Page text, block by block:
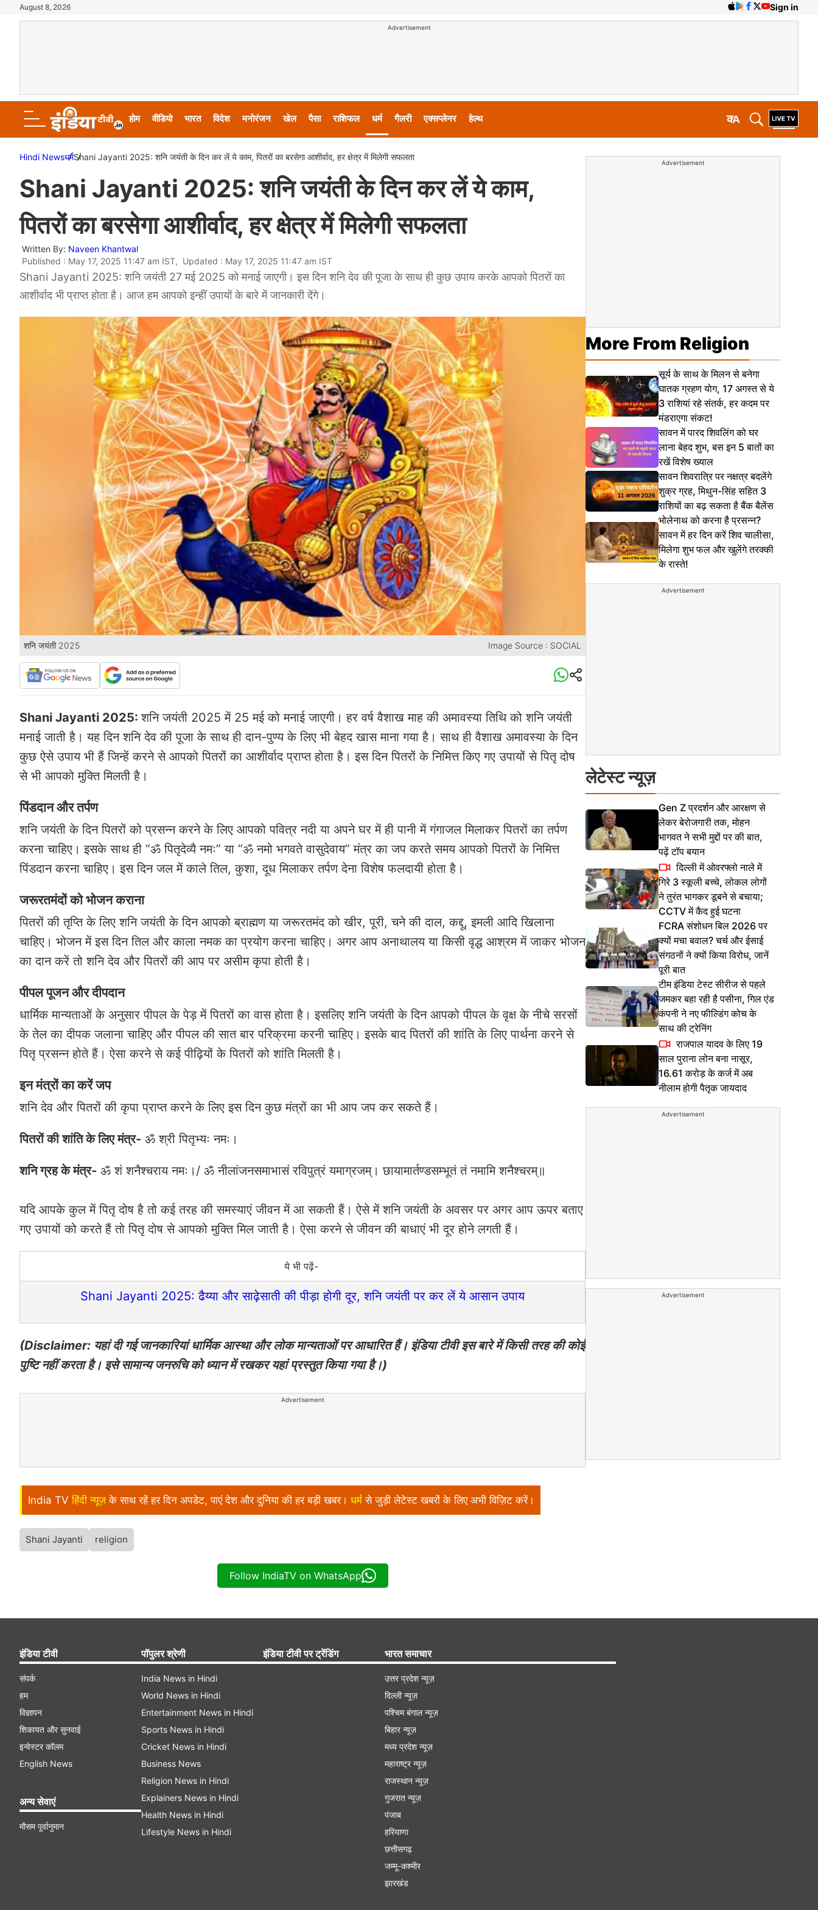
August 8, 2026 Sign in
Advertisement
होम वीडियो भारत विदेश मनोरंजन खेल पैसा राशिफल धर्म गैलरी एक्सप्लेनर हेल्थ A
क
Hindi Newsधर्मShani Jayanti 2025: शनि जयंती के दिन कर लें ये काम, पितरों का बरसेगा आशीर्वाद, हर क्षेत्र में मिलेगी सफलता
Shani Jayanti 2025: शनि जयंती के दिन कर लें ये काम,
पितरों का बरसेगा आशीर्वाद, हर क्षेत्र में मिलेगी सफलता
Written By: Naveen Khantwal
Published : May 17, 2025 11:47 am IST, Updated : May 17, 2025 11:47 am IST
Shani Jayanti 2025: शनि जयंती 27 मई 2025 को मनाई जाएगी। इस दिन शनि देव की पूजा के साथ ही कुछ उपाय करके आपको पितरों का
आशीर्वाद भी प्राप्त होता है। आज हम आपको इन्हीं उपायों के बारे में जानकारी देंगे।
शनि जयंती 2025 Image Source : SOCIAL
Shani Jayanti 2025:शनि जयंती 2025 में 25 मई को मनाई जाएगी। हर वर्ष वैशाख माह की अमावस्या तिथि को शनि जयंती
मनाई जाती है। यह दिन शनि देव की पूजा के साथ ही दान-पुण्य के लिए भी बेहद खास माना गया है। साथ ही वैशाख अमावस्या के दिन
कुछ ऐसे उपाय भी हैं जिन्हें करने से आपको पितरों का आशीर्वाद प्राप्त होता है। इस दिन पितरों के निमित्त किए गए उपायों से पितृ दोष
से भी आपको मुक्ति मिलती है।
पिंडदान और तर्पण
शनि जयंती के दिन पितरों को प्रसन्न करने के लिए आपको पवित्र नदी या अपने घर में ही पानी में गंगाजल मिलाकर पितरों का तर्पण
करना चाहिए। इसके साथ ही “ॐ पितृदेव्यै नमः” या “ॐ नमो भगवते वासुदेवाय” मंत्र का जप करते समय आपको पितरों के निमित्त
पिंडदान करना चाहिए। इस दिन जल में काले तिल, कुशा, दूध मिलाकर तर्पण देना विशेष फलदायी होता है।
जरूरतमंदों को भोजन कराना
पितरों की तृप्ति के लिए शनि जयंती के दिन आपको ब्राह्मण या जरूरतमंद को खीर, पूरी, चने की दाल, कद्दू, इमली आदि खिलाना
चाहिए। भोजन में इस दिन तिल और काला नमक का प्रयोग करना चाहिए। अगर आप अनाथालय या किसी वृद्ध आश्रम में जाकर भोजन
का दान करें तो शनि देव और पितरों की आप पर असीम कृपा होती है।
पीपल पूजन और दीपदान
धार्मिक मान्यताओं के अनुसार पीपल के पेड़ में पितरों का वास होता है। इसलिए शनि जयंती के दिन आपको पीपल के वृक्ष के नीचे सरसों
के तेल का दीपक जलाना चाहिए और पीपल की सात बार परिक्रमा करनी चाहिए। इसके बाद पितरों की शांति के लिए पार्थना करने से
पितृ प्रसन्न होते हैं। ऐसा करने से कई पीढ़ियों के पितरों को शांति मिलती है।
इन मंत्रों का करें जप
शनि देव और पितरों की कृपा प्राप्त करने के लिए इस दिन कुछ मंत्रों का भी आप जप कर सकते हैं।
पितरों की शांति के लिए मंत्र- ⁠ॐ श्री पितृभ्यः नमः।
शनि ग्रह के मंत्र- ॐ शं शनैश्चराय नमः।/ ॐ नीलांजनसमाभासं रविपुत्रं यमाग्रजम्। छायामार्तण्डसम्भूतं तं नमामि शनैश्चरम्॥
यदि आपके कुल में पितृ दोष है तो कई तरह की समस्याएं जीवन में आ सकती हैं। ऐसे में शनि जयंती के अवसर पर अगर आप ऊपर बताए
गए उपायों को करते हैं तो पितृ दोष से आपको मुक्ति मिल जाती है। ऐसा करने से जीवन की बाधाएं भी दूर होने लगती हैं।
ये भी पढ़ें-
Shani Jayanti 2025: ढैय्या और साढ़ेसाती की पीड़ा होगी दूर, शनि जयंती पर कर लें ये आसान उपाय
(Disclaimer: यहां दी गई जानकारियां धार्मिक आस्था और लोक मान्यताओं पर आधारित हैं। इंडिया टीवी इस बारे में किसी तरह की कोई
पुष्टि नहीं करता है। इसे सामान्य जनरुचि को ध्यान में रखकर यहां प्रस्तुत किया गया है।)
Advertisement
India TV हिंदी न्यूज़ के साथ रहें हर दिन अपडेट, पाएं देश और दुनिया की हर बड़ी खबर। धर्म से जुड़ी लेटेस्ट खबरों के लिए अभी विज़िट करें।
Shani Jayanti religion
Follow IndiaTV on WhatsApp
Advertisement
More From Religion
सूर्य के साथ के मिलन से बनेगा
घातक ग्रहण योग, 17 अगस्त से ये
3 राशियां रहे संतर्क, हर कदम पर
मंडराएगा संकट!
सावन में पारद शिवलिंग को घर
लाना बेहद शुभ, बस इन 5 बातों का
रखें विशेष ख्याल
सावन शिवरात्रि पर नक्षत्र बदलेंगे
शुक्र ग्रह, मिथुन-सिंह सहित 3
राशियों का बढ़ सकता है बैंक बैलेंस
भोलेनाथ को करना है प्रसन्न?
सावन में हर दिन करें शिव चालीसा,
मिलेगा शुभ फल और खुलेंगे तरक्की
के रास्ते!
Advertisement
लेटेस्ट न्यूज़
Gen Z प्रदर्शन और आरक्षण से
लेकर बेरोजगारी तक, मोहन
भागवत ने सभी मुद्दों पर की बात,
पढ़ें टॉप बयान
दिल्ली में ओवरफ्लो नाले में
गिरे 3 स्कूली बच्चे, लोकल लोगों
ने तुरंत भागकर डूबने से बचाया;
CCTV में कैद हुई घटना
FCRA संशोधन बिल 2026 पर
क्यों मचा बवाल? चर्च और ईसाई
संगठनों ने क्यों किया विरोध, जानें
पूरी बात
टीम इंडिया टेस्ट सीरीज से पहले
जमकर बहा रही है पसीना, गिल एंड
कंपनी ने नए फील्डिंग कोच के
साथ की ट्रेनिंग
राजपाल यादव के लिए 19
साल पुराना लोन बना नासूर,
16.61 करोड़ के कर्ज में अब
नीलाम होगी पैतृक जायदाद
Advertisement
Advertisement
इंडिया टीवी
संपर्क
हम
विज्ञापन
शिकायत और सुनवाई
इन्वेस्टर कॉलम
English News
अन्य सेवाएं
मौसम पूर्वानुमान
पॉपुलर श्रेणी
India News in Hindi
World News in Hindi
Entertainment News in Hindi
Sports News in Hindi
Cricket News in Hindi
Business News
Religion News in Hindi
Explainers News in Hindi
Health News in Hindi
Lifestyle News in Hindi
इंडिया टीवी पर ट्रेंडिंग भारत समाचार
उत्तर प्रदेश न्यूज़
दिल्ली न्यूज़
पश्चिम बंगाल न्यूज़
बिहार न्यूज़
मध्य प्रदेश न्यूज़
महाराष्ट्र न्यूज़
राजस्थान न्यूज़
गुजरात न्यूज़
पंजाब
हरियाणा
छत्तीसगढ़
जम्मू-कश्मीर
झारखंड